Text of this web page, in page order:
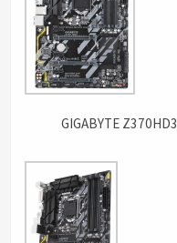
GIGABYTE Z370HD3